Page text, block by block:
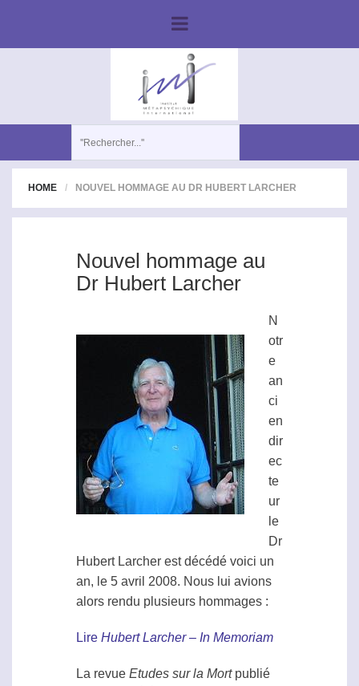
HOME NOUVEL HOMMAGE AU DR HUBERT LARCHER
Nouvel hommage au
Dr Hubert Larcher
N
otr
e
an
ci
en
dir
ec
te
ur
le
Dr
Hubert Larcher est décédé voici un
an, le 5 avril 2008. Nous lui avions
alors rendu plusieurs hommages :
Lire Hubert Larcher – In Memoriam
La revue Etudes sur la Mortpublié